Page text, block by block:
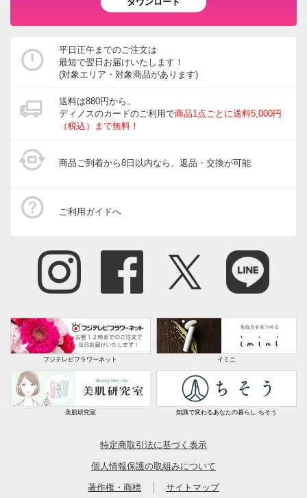
平日正午までのご注文は
最短で翌日お届けいたします！
(対象エリア・対象商品があります)
送料は880円から。
ディノスのカードのご利用で商品1点ごとに送料5,000円
（税込）まで無料！
商品ご到着から8日以内なら、返品・交換が可能
ご利用ガイドへ
フジテレビフラワーネット イミニ
美肌研究室 知識で変わるあなたの暮らし ちそう
特定商取引法に基づく表示
個人情報保護の取組みについて
著作権・商標 サイトマップ